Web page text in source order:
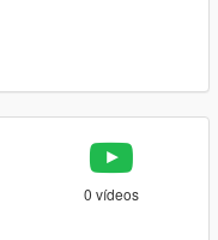
0 vídeos